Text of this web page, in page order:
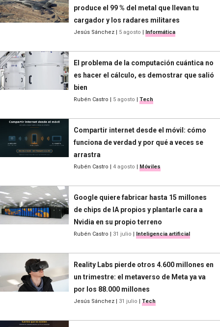
produce el 99 % del metal que llevan tu
cargador y los radares militares
Jesús Sánchez | 5 agosto | Informática
El problema de la computación cuántica no
es hacer el cálculo, es demostrar que salió
bien
Rubén Castro | 5 agosto | Tech
Compartir internet desde el móvil: cómo
funciona de verdad y por qué a veces se
arrastra
Rubén Castro | 4 agosto | Móviles
Google quiere fabricar hasta 15 millones
de chips de IA propios y plantarle cara a
Nvidia en su propio terreno
Rubén Castro | 31 julio | Inteligencia artificial
Reality Labs pierde otros 4.600 millones en
un trimestre: el metaverso de Meta ya va
por los 88.000 millones
Jesús Sánchez | 31 julio | Tech